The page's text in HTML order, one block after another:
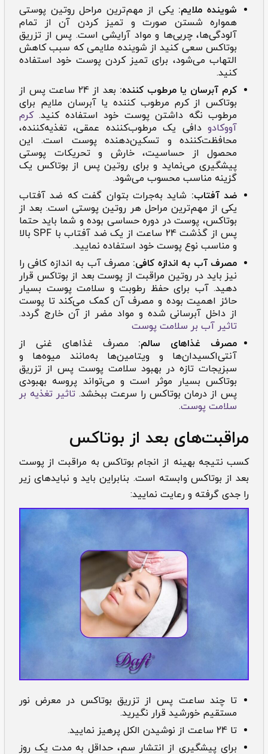
شوینده ملایم: یکی از مهم‌ترین مراحل روتین پوستی
همواره شستن صورت و تمیز کردن آن از تمام
آلودگی‌ها، چربی‌ها و مواد آرایشی است. پس از تزریق
بوتاکس سعی کنید از شوینده ملایمی که سبب کاهش
التهاب می‌شود، برای تمیز کردن پوست خود استفاده
کنید.
کرم آبرسان یا مرطوب کننده:
بعد از 24 ساعت پس از
بوتاکس از کرم مرطوب کننده یا آبرسان ملایم برای
مرطوب نگه داشتن پوست خود استفاده کنید.کرم
آووکادو دافی یک مرطوب‌کننده عمقی، تغذیه‌کننده،
محافظت‌کننده و تسکین‌دهنده پوست است. این
محصول از حساسیت، خارش و تحریکات پوستی
پیشگیری می‌نماید و برای روتین پس از بوتاکس یک
گزینه مناسب محسوب می‌شود.
ضد آفتاب: شاید به‌جرات بتوان گفت که ضد آفتاب
یکی از مهم‌ترین مراحل هر روتین پوستی است. بعد از
بوتاکس، پوست در دوره حساسی بوده و شما باید حتما
پس از گذشت 24 ساعت از یک ضد آفتاب با SPF بالا
و مناسب نوع پوست خود استفاده نمایید.
مصرف آب به اندازه کافی: مصرف آب به اندازه کافی را
نیز باید در روتین مراقبت از پوست بعد از بوتاکس قرار
دهید. آب برای حفظ رطوبت و سلامت پوست بسیار
حائز اهمیت بوده و مصرف آن کمک می‌کند تا پوست
از داخل آبرسانی شده و مواد مضر از آن خارج گردد.
تاثیر آب بر سلامت پوست
مصرف غذاهای سالم: مصرف غذاهای غنی از
آنتی‌اکسیدان‌ها و ویتامین‌ها به‌مانند میوه‌ها و
سبزیجات تازه در بهبود سلامت پوست پس از تزریق
بوتاکس بسیار موثر است و می‌تواند پروسه بهبودی
پس از درمان بوتاکس را سرعت ببخشد. تاثیر تغذیه بر
سلامت پوست.
مراقبت‌های بعد از بوتاکس
کسب نتیجه بهینه از انجام بوتاکس به مراقبت از پوست
بعد از بوتاکس وابسته است. بنابراین باید و نبایدهای زیر
را جدی گرفته و رعایت نمایید:
تا چند ساعت پس از تزریق بوتاکس در معرض نور
مستقیم خورشید قرار نگیرید.
تا 24 ساعت از نوشیدن الکل پرهیز نمایید.
برای پیشگیری از انتشار سم، حداقل به مدت یک روز